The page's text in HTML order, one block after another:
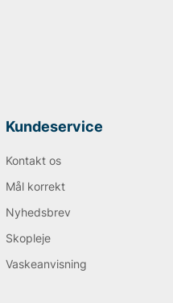
Kundeservice
Kontakt os
Mål korrekt
Nyhedsbrev
Skopleje
Vaskeanvisning